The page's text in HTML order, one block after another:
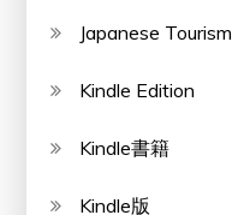
Japanese Tourism
Kindle Edition
Kindle書籍
Kindle版